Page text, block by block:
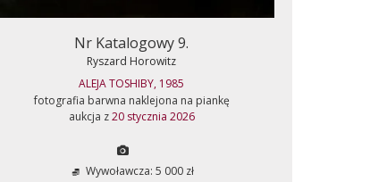
Nr Katalogowy 9.
Ryszard Horowitz
ALEJA TOSHIBY, 1985
fotografia barwna naklejona na piankę
aukcja z20 stycznia 2026
Wywoławcza: 5 000 zł